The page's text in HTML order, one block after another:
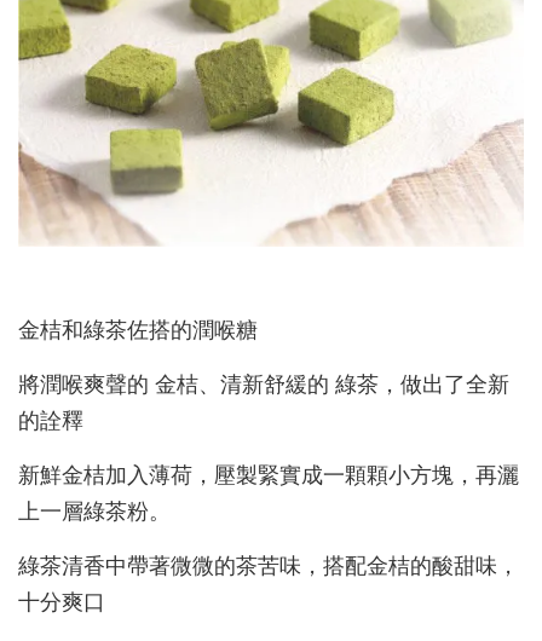
金桔和綠茶佐搭的潤喉糖
將潤喉爽聲的 金桔、清新舒緩的 綠茶，做出了全新
的詮釋
新鮮金桔加入薄荷，壓製緊實成一顆顆小方塊，再灑
上一層綠茶粉。
綠茶清香中帶著微微的茶苦味，搭配金桔的酸甜味，
十分爽口